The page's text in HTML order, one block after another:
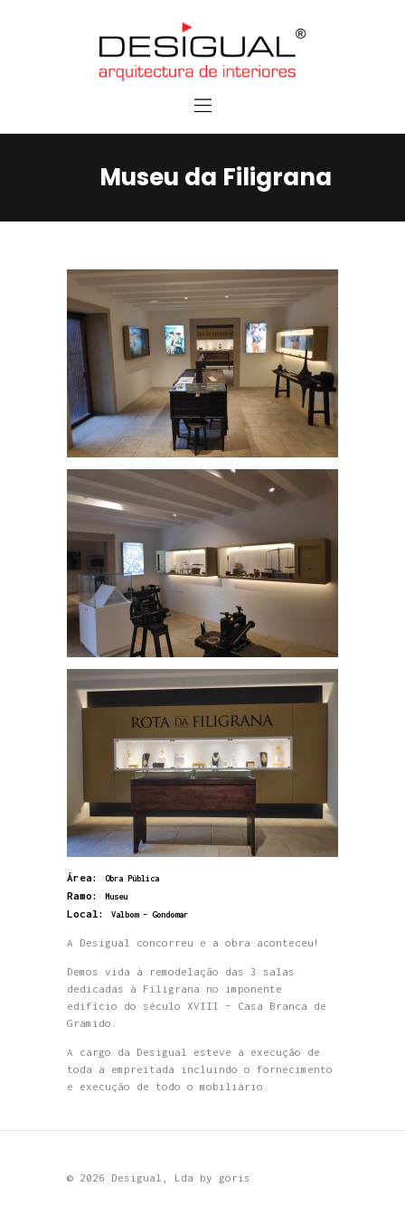
Museu da Filigrana
Home
Contacts
Área: Obra Pública
Ramo: Museu
Local: Valbom – Gondomar
A Desigual concorreu e a obra aconteceu!
Demos vida à remodelação das 3 salas
dedicadas à Filigrana no imponente
edifício do século XVIII – Casa Branca de
Gramido.
A cargo da Desigual esteve a execução de
toda a empreitada incluindo o fornecimento
e execução de todo o mobiliário.
© 2026 Desigual, Lda by göris